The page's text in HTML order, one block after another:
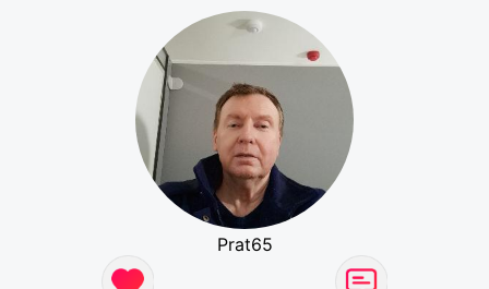
Prat65